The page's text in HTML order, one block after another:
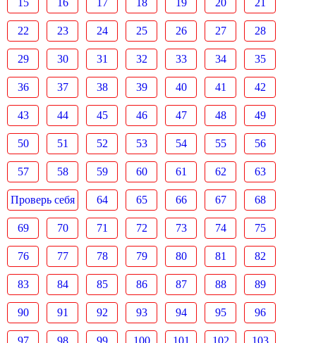
15 16 17 18 19 20 21
22 23 24 25 26 27 28
29 30 31 32 33 34 35
36 37 38 39 40 41 42
43 44 45 46 47 48 49
50 51 52 53 54 55 56
57 58 59 60 61 62 63
Проверь себя 64 65 66 67 68
69 70 71 72 73 74 75
76 77 78 79 80 81 82
83 84 85 86 87 88 89
90 91 92 93 94 95 96
97 98 99 100 101 102 103